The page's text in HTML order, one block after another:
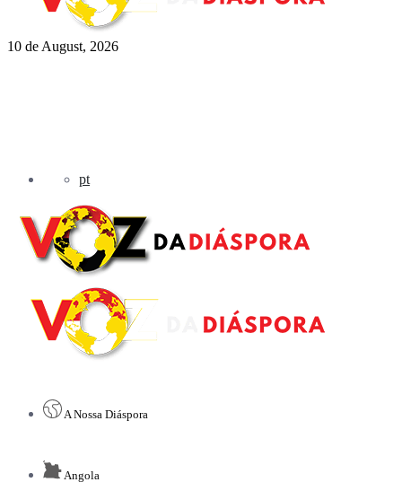
10 de August, 2026
pt
A Nossa Diáspora
Angola